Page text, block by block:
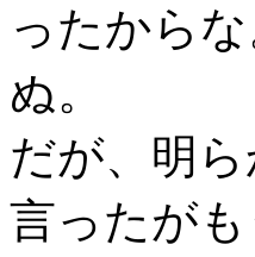
ったから
ぬ。
だが、明
言ったが